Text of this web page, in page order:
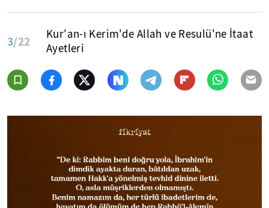
3/22
Kur'an-ı Kerim'de Allah ve Resulü'ne İtaat
Ayetleri